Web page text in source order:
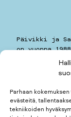
Parhaan
evästeitä,
tekniikoiden
Päivikki ja
on vuonna
Kauppiaankatu
00160 HELSINKI
puhelin: 050